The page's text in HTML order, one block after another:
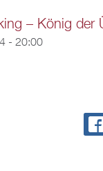
– König der
- 20:00